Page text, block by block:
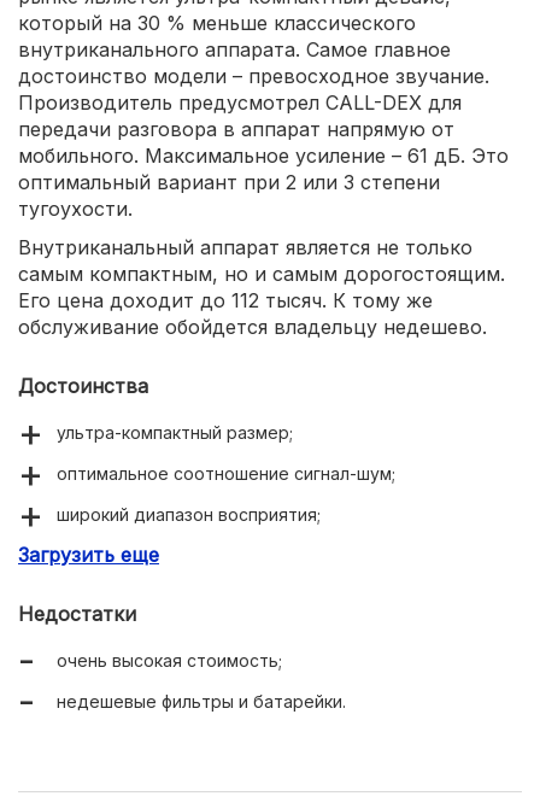
который на 30 % меньше классического
внутриканального аппарата. Самое главное
достоинство модели – превосходное звучание.
Производитель предусмотрел CALL-DEX для
передачи разговора в аппарат напрямую от
мобильного. Максимальное усиление – 61 дБ. Это
оптимальный вариант при 2 или 3 степени
тугоухости.
Внутриканальный аппарат является не только
самым компактным, но и самым дорогостоящим.
Его цена доходит до 112 тысяч. К тому же
обслуживание обойдется владельцу недешево.
Достоинства
ультра-компактный размер;
оптимальное соотношение сигнал-шум;
широкий диапазон восприятия;
надежное качество.
Загрузить еще
Недостатки
очень высокая стоимость;
недешевые фильтры и батарейки.